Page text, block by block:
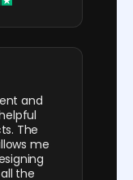
and
The
me
the